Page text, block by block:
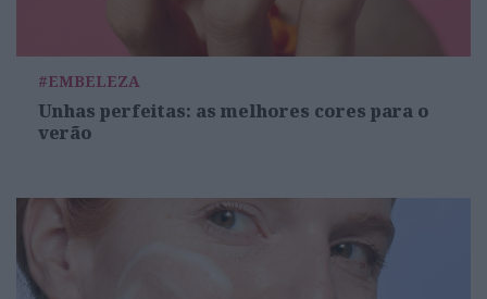
#EMBELEZA
Unhas perfeitas: as melhores cores para o
verão